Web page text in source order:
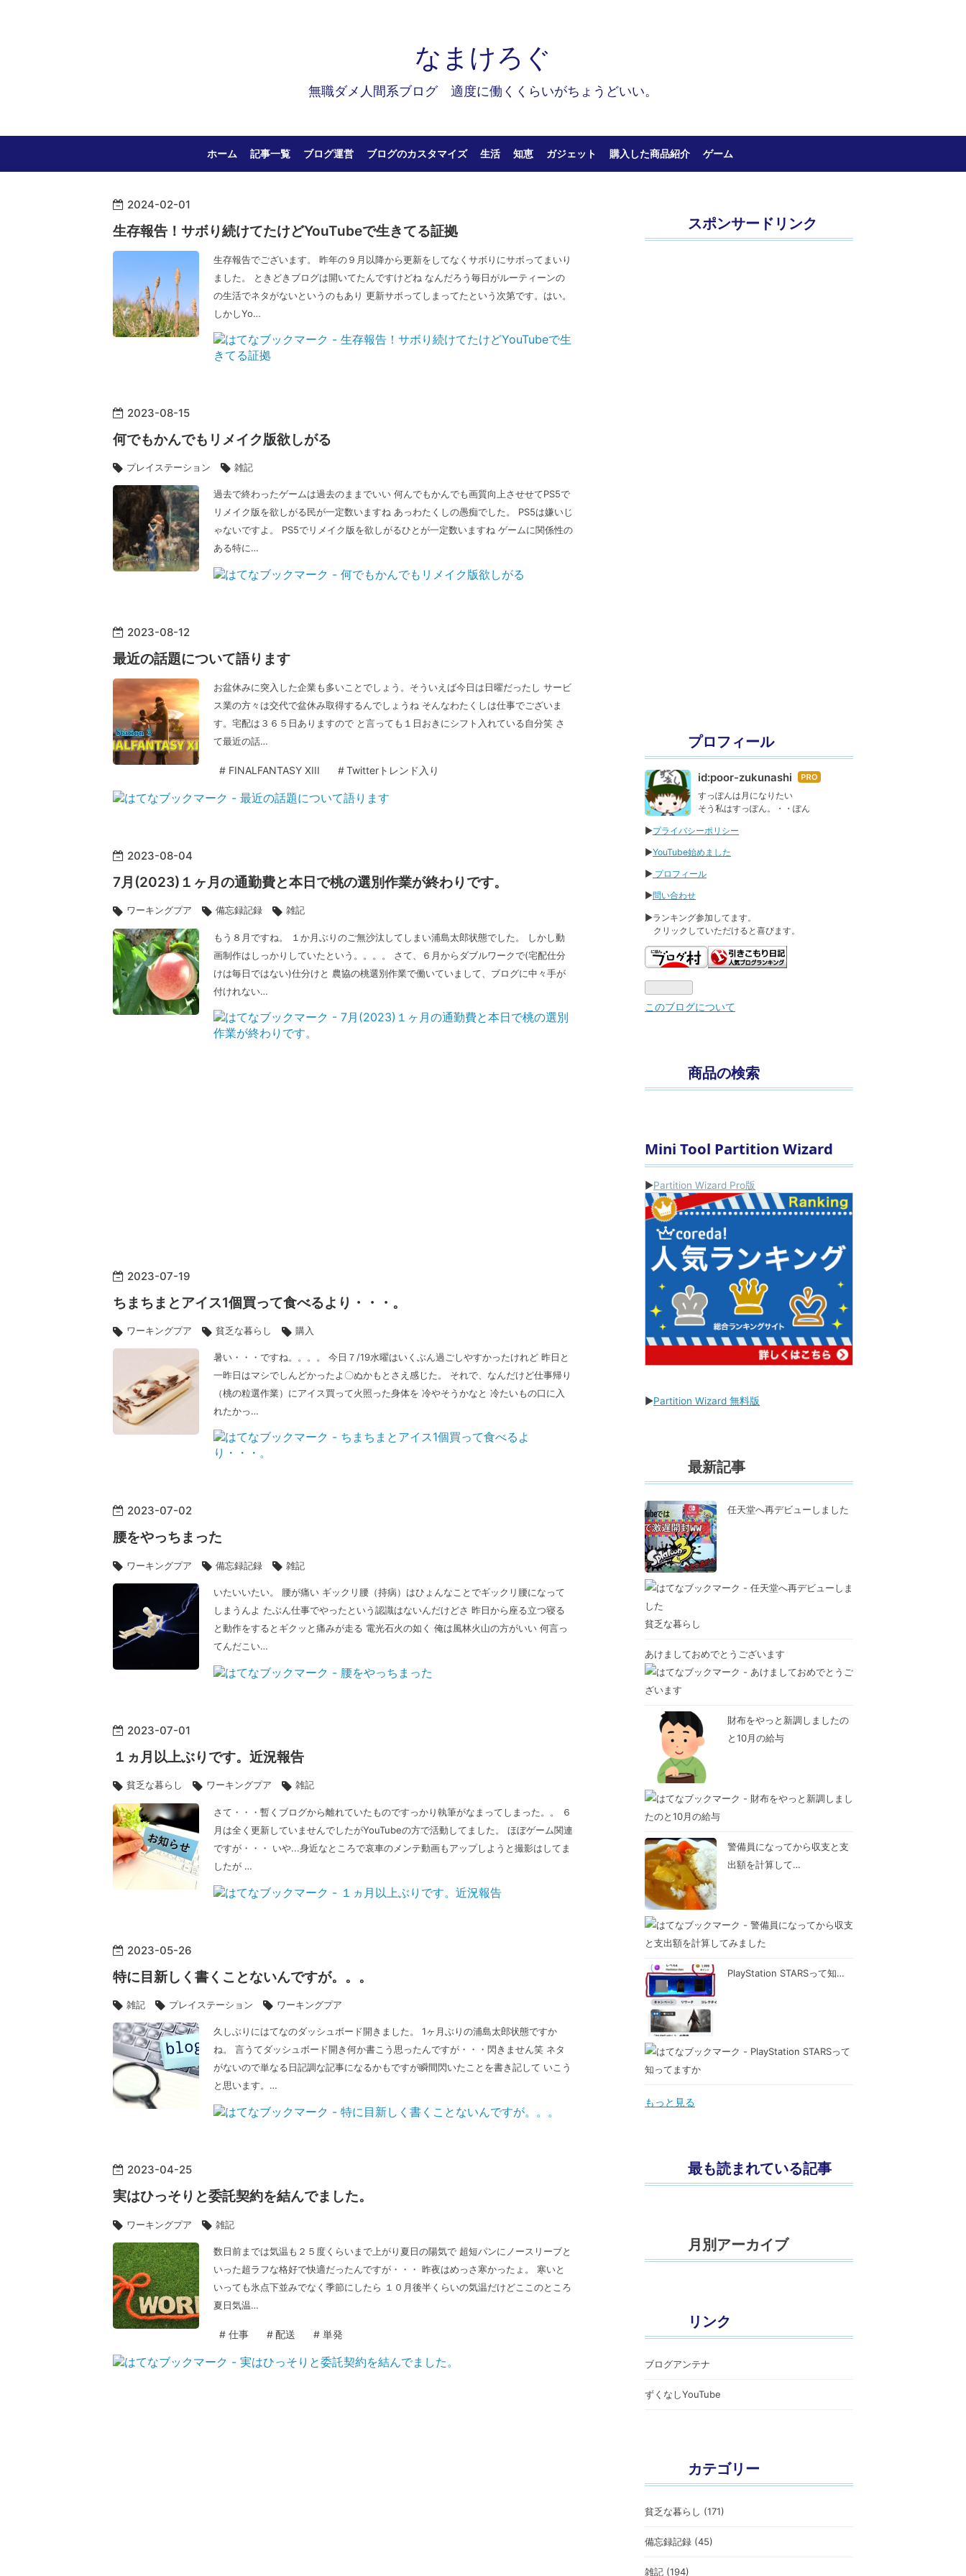
なまけろぐ
無職ダメ人間系ブログ 適度に働くくらいがちょうどいい。
ホーム 記事一覧 ブログ運営 ブログのカスタマイズ 生活 知恵 ガジェット 購入した商品紹介 ゲーム
2024-02-01
生存報告！サボり続けてたけどYouTubeで生きてる証拠
生存報告でございます。 昨年の９月以降から更新をしてなくサボりにサボってまいり
ました。 ときどきブログは開いてたんですけどね なんだろう毎日がルーティーンの
の生活でネタがないというのもあり 更新サボってしまってたという次第です。はい。
しかしYo…
2023-08-15
何でもかんでもリメイク版欲しがる
プレイステーション 雑記
過去で終わったゲームは過去のままでいい 何んでもかんでも画質向上させせてPS5で
リメイク版を欲しがる民が一定数いますね あっわたくしの愚痴でした。 PS5は嫌いじ
ゃないですよ。 PS5でリメイク版を欲しがるひとが一定数いますね ゲームに関係性の
ある特に…
2023-08-12
最近の話題について語ります
お盆休みに突入した企業も多いことでしょう。そういえば今日は日曜だったし サービ
ス業の方々は交代で盆休み取得するんでしょうね そんなわたくしは仕事でございま
す。宅配は３６５日ありますので と言っても１日おきにシフト入れている自分笑 さ
て最近の話…
# FINALFANTASY XIII # Twitterトレンド入り
2023-08-04
7月(2023)１ヶ月の通勤費と本日で桃の選別作業が終わりです。
ワーキングプア 備忘録記録 雑記
もう８月ですね。 １か月ぶりのご無沙汰してしまい浦島太郎状態でした。 しかし動
画制作はしっかりしていたという。。。。 さて、６月からダブルワークで(宅配仕分
けは毎日ではない)仕分けと 農協の桃選別作業で働いていまして、ブログに中々手が
付けれない…
2023-07-19
ちまちまとアイス1個買って食べるより・・・。
ワーキングプア 貧乏な暮らし 購入
暑い・・・ですね。。。。 今日７/19水曜はいくぶん過ごしやすかったけれど 昨日と
一昨日はマシでしんどかったよ〇ぬかもとさえ感じた。 それで、なんだけど仕事帰り
（桃の粒選作業）にアイス買って火照った身体を 冷やそうかなと 冷たいもの口に入
れたかっ…
2023-07-02
腰をやっちまった
ワーキングプア 備忘録記録 雑記
いたいいたい。 腰が痛い ギックリ腰（持病）はひょんなことでギックリ腰になって
しまうんよ たぶん仕事でやったという認識はないんだけどさ 昨日から座る立つ寝る
と動作をするとギクッと痛みが走る 電光石火の如く 俺は風林火山の方がいい 何言っ
てんだこい…
2023-07-01
１ヵ月以上ぶりです。近況報告
貧乏な暮らし ワーキングプア 雑記
さて・・・暫くブログから離れていたものですっかり執筆がなまってしまった。。 ６
月は全く更新していませんでしたがYouTubeの方で活動してました。 ほぼゲーム関連
ですが・・・ いや...身近なところで哀車のメンテ動画もアップしようと撮影はしてま
したが …
2023-05-26
特に目新しく書くことないんですが。。。
雑記 プレイステーション ワーキングプア
久しぶりにはてなのダッシュボード開きました。 1ヶ月ぶりの浦島太郎状態ですか
ね。 言うてダッシュボード開き何か書こう思ったんですが・・・閃きません笑 ネタ
がないので単なる日記調な記事になるかもですが瞬間閃いたことを書き記して いこう
と思います。…
2023-04-25
実はひっそりと委託契約を結んでました。
ワーキングプア 雑記
数日前までは気温も２５度くらいまで上がり夏日の陽気で 超短パンにノースリーブと
いった超ラフな格好で快適だったんですが・・・ 昨夜はめっさ寒かったょ。 寒いと
いっても氷点下並みでなく季節にしたら １０月後半くらいの気温だけどここのところ
夏日気温…
# 仕事 # 配送 # 単発
スポンサードリンク
プロフィール
id:poor-zukunashi はて
ログ
すっぽんは月になりたい
そう私はすっぽん。・・ぽん
▶プライバシーポリシー
▶YouTube始めました
▶ プロフィール
▶問い合わせ
▶ランキング参加してます。
クリックしていただけると喜びます。
このブログについて
商品の検索
Mini Tool Partition Wizard
▶Partition Wizard Pro版
▶Partition Wizard 無料版
最新記事
任天堂へ再デビューしました
貧乏な暮らし
あけましておめでとうございます
財布をやっと新調しましたの
と10月の給与
警備員になってから収支と支
出額を計算して…
PlayStation STARSって知…
もっと見る
最も読まれている記事
月別アーカイブ
リンク
ブログアンテナ
ずくなしYouTube
カテゴリー
貧乏な暮らし (171)
備忘録記録 (45)
雑記 (194)